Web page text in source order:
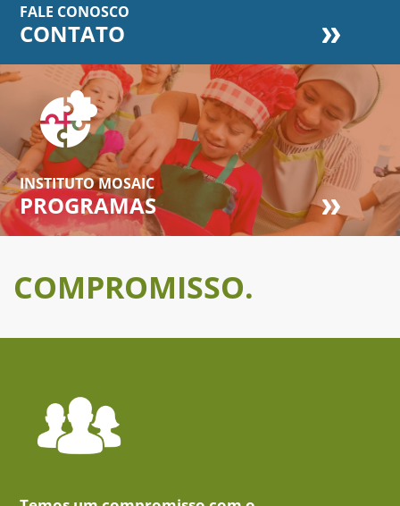
FALE CONOSCO
CONTATO
INSTITUTO MOSAIC
PROGRAMAS
COMPROMISSO.